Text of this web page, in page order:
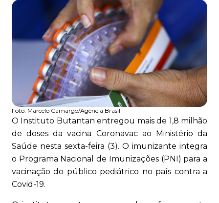
Foto: Marcelo Camargo/Agência Brasil
O Instituto Butantan entregou mais de 1,8 milhão
de doses da vacina Coronavac ao Ministério da
Saúde nesta sexta-feira (3). O imunizante integra
o Programa Nacional de Imunizações (PNI) para a
vacinação do público pediátrico no país contra a
Covid-19.